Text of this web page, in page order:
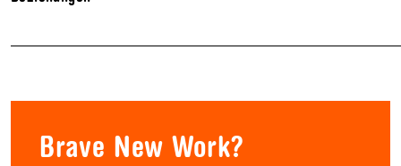
Brave New Work?